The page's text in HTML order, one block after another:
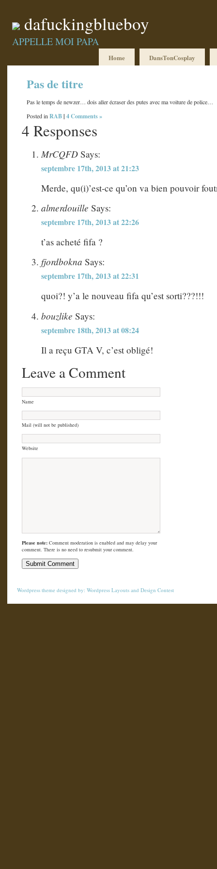
dafuckingblueboy
APPELLE MOI PAPA
Home DansTonCosplay
Pas de titre
Pas le temps de newzer… dois aller écraser des putes avec ma voiture de police…
Posted inRAB| 4 Comments »
4 Responses
MrCQFD Says:
septembre 17th, 2013 at 21:23
Merde, qu(i)’est-ce qu’on va bien pouvoir
almerdouille Says:
septembre 17th, 2013 at 22:26
t’as acheté fifa ?
fjordbokna Says:
septembre 17th, 2013 at 22:31
quoi?! y’a le nouveau fifa qu’est sorti???!!!
bouzlike Says:
septembre 18th, 2013 at 08:24
Il a reçu GTA V, c’est obligé!
Leave a Comment
Name
Mail (will not be published)
Website
Please note: Comment moderation is enabled and may delay your
comment. There is no need to resubmit your comment.
Wordpress theme designed by: Wordpress Layouts and Design Contest